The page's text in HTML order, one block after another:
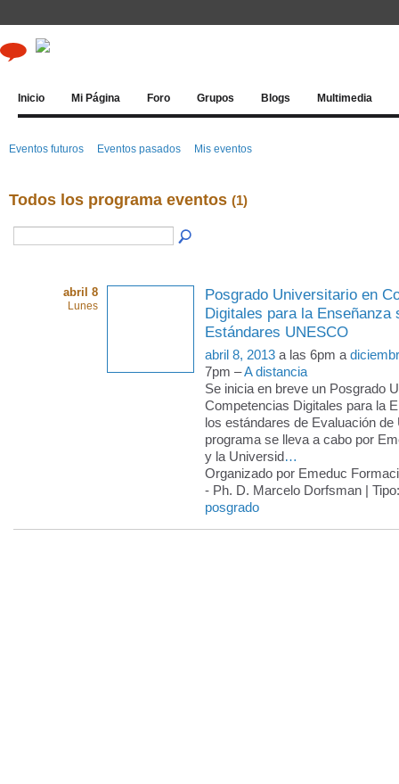
Inicio Mi Página Foro Grupos Blogs Multimedia
Eventos futuros Eventos pasados Mis eventos
Todos los programa eventos (1)
abril 8
Lunes
Posgrado Universitario en
Digitales para la Enseñanza
Estándares UNESCO
abril 8, 2013 a las 6pm a
7pm –A distancia
Se inicia en breve un Posgrado
Competencias Digitales para la
los estándares de Evaluación
programa se lleva a cabo por
y la Universid…
Organizado por Emeduc
- Ph. D. Marcelo Dorfsman |
posgrado